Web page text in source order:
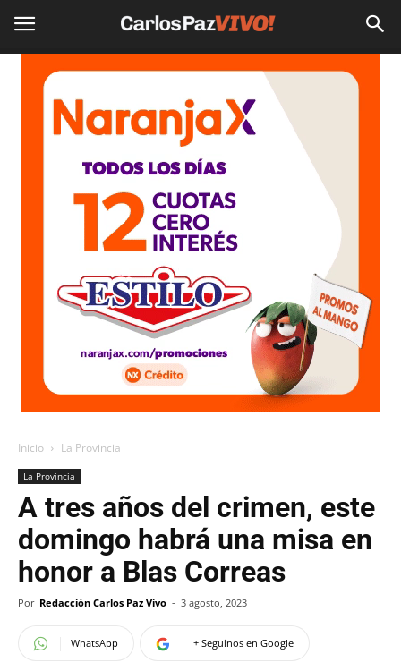
Inicio La Provincia
La Provincia
A tres años del crimen, este
domingo habrá una misa en
honor a Blas Correas
Por Redacción Carlos Paz Vivo - 3 agosto, 2023
WhatsApp + Seguinos en Google